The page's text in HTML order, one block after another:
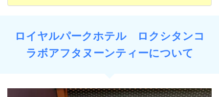
ロイヤルパークホテル ロクシタンコ
ラボアフタヌーンティーについて